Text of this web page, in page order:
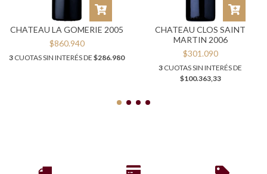
CHATEAU LA GOMERIE 2005
$860.940
3 CUOTAS SIN INTERÉS DE $286.980
CHATEAU CLOS SAINT
MARTIN 2006
$301.090
3 CUOTAS SIN INTERÉS DE
$100.363,33